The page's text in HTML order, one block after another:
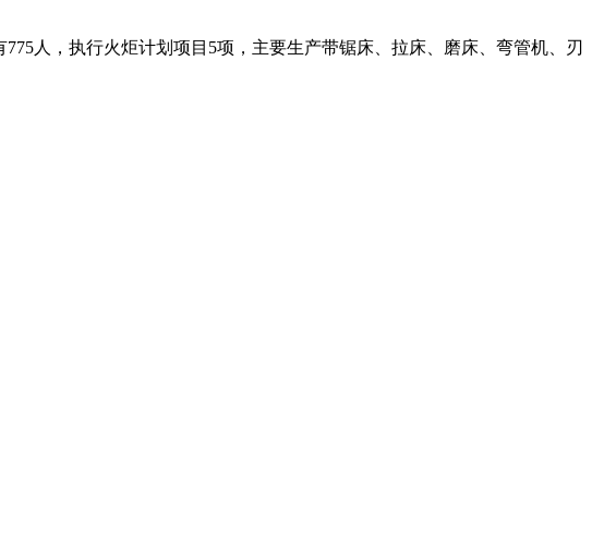
人，执行火炬计划项目5项，主要生产带锯床、拉床、磨床、弯管机、刃